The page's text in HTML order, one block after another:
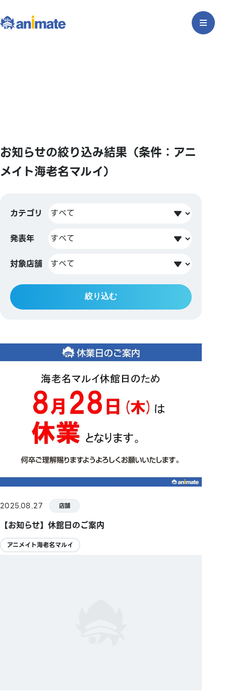
お知らせの絞り込み結果（条件：アニ
メイト海老名マルイ）
カテゴリ
発表年
対象店舗
絞り込む
2025.08.27 店舗
【お知らせ】休館日のご案内
アニメイト海老名マルイ